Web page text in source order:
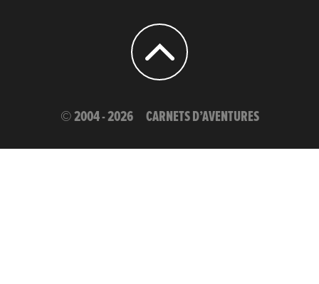
© 2004 - 2026 CARNETS D’AVENTURES